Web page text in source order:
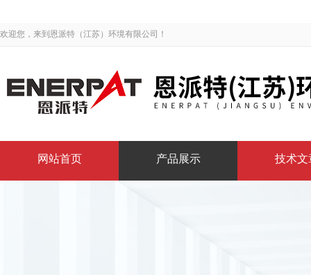
欢迎您，来到恩派特（江苏）环境有限公司！
网站首页 产品展示 技术文